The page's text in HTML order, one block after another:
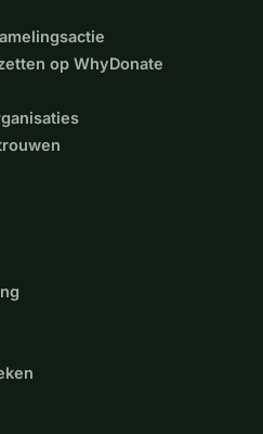
op WhyDonate